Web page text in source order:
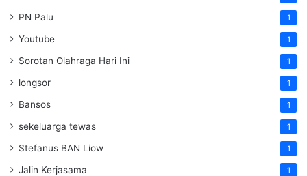
PN Palu 1
Youtube 1
Sorotan Olahraga Hari Ini 1
longsor 1
Bansos 1
sekeluarga tewas 1
Stefanus BAN Liow 1
Jalin Kerjasama 1